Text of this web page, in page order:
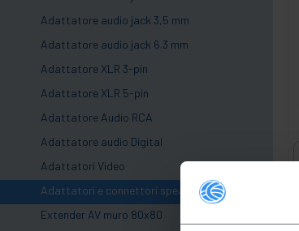
Adattatore audio jack 3,5 mm
Adattatore audio jack 6.3 mm
Adattatore XLR 3-pin
Adattatore XLR 5-pin
Adattatore Audio RCA
Adattatore audio Digital
Adattatori Video
Adattatori e connettori speakon
Extender AV muro 80x80